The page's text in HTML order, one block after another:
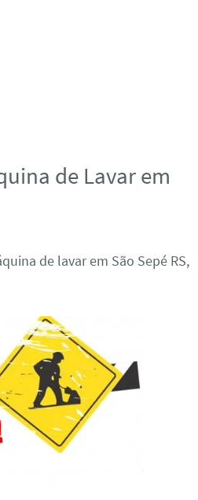
de Lavar em
de lavar em São Sepé RS,